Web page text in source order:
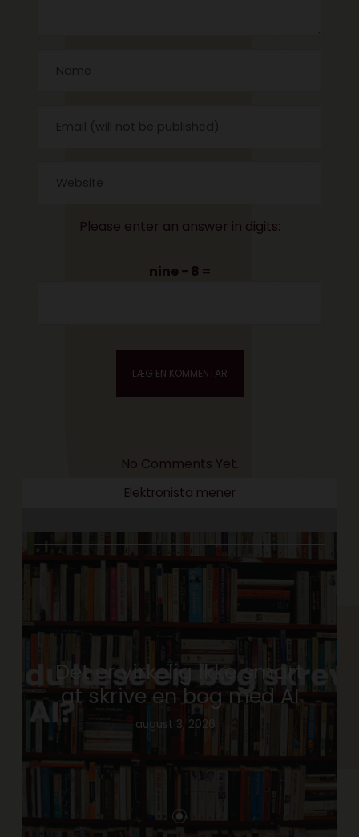
Please enter an answer in digits:
nine − 8 =
No Comments Yet.
Elektronista mener
Det er virkelig ikke smart
at skrive en bog med AI
august 3, 2026